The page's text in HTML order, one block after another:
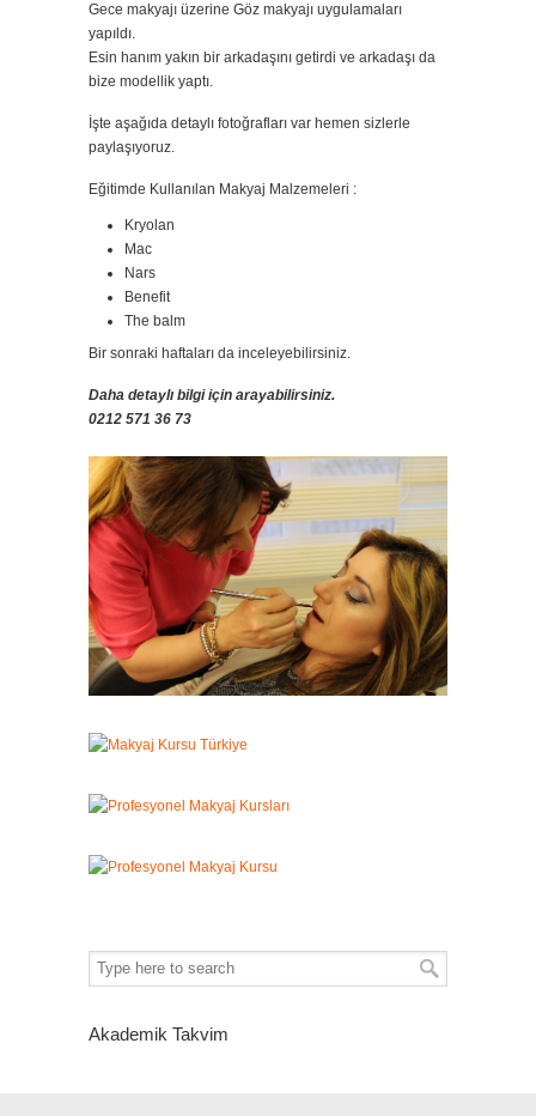
Gece makyajı üzerine Göz makyajı uygulamaları
yapıldı.
Esin hanım yakın bir arkadaşını getirdi ve arkadaşı da
bize modellik yaptı.
İşte aşağıda detaylı fotoğrafları var hemen sizlerle
paylaşıyoruz.
Eğitimde Kullanılan Makyaj Malzemeleri :
Kryolan
Mac
Nars
Benefit
The balm
Bir sonraki haftaları da inceleyebilirsiniz.
Daha detaylı bilgi için arayabilirsiniz.
0212 571 36 73
Akademik Takvim